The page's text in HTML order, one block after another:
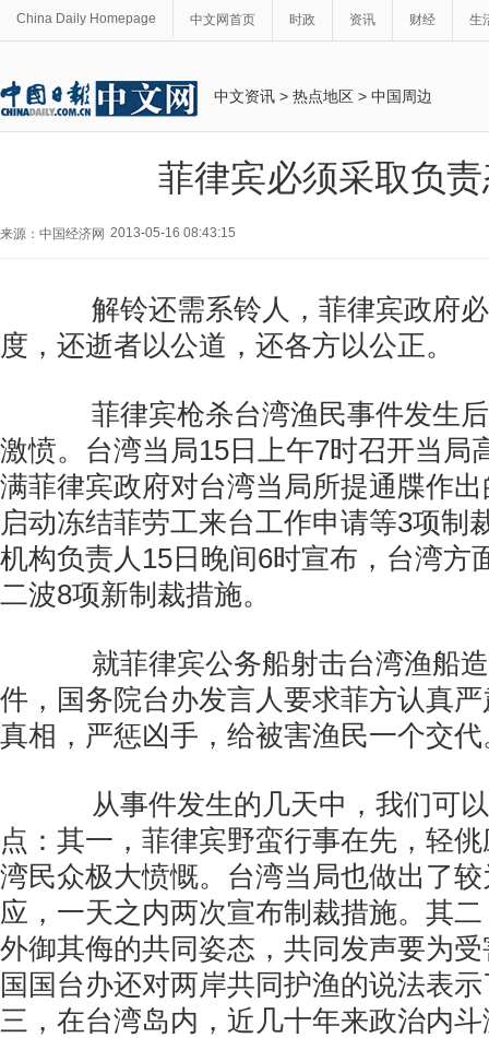
China Daily Homepage 中文网首页 时政 资讯 财经 生
中文资讯 > 热点地区 > 中国周边
菲律宾必须采取负
来源：中国经济网 2013-05-16 08:43:15
解铃还需系铃人，菲律宾政府必
度，还逝者以公道，还各方以公正。
菲律宾枪杀台湾渔民事件发生后
激愤。台湾当局15日上午7时召开当局
满菲律宾政府对台湾当局所提通牒作
启动冻结菲劳工来台工作申请等3项制
机构负责人15日晚间6时宣布，台湾方
二波8项新制裁措施。
就菲律宾公务船射击台湾渔船造
件，国务院台办发言人要求菲方认真
真相，严惩凶手，给被害渔民一个交代
从事件发生的几天中，我们可以
点：其一，菲律宾野蛮行事在先，轻
湾民众极大愤慨。台湾当局也做出了
应，一天之内两次宣布制裁措施。其
外御其侮的共同姿态，共同发声要为
国国台办还对两岸共同护渔的说法表
三，在台湾岛内，近几十年来政治内